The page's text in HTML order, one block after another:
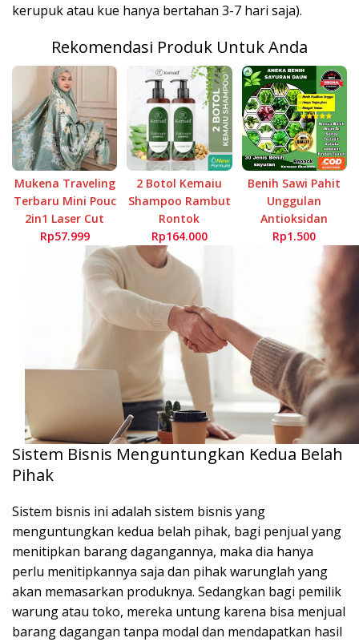
kerupuk atau kue hanya bertahan 3-7 hari saja).
Rekomendasi Produk Untuk Anda
Mukena Traveling
Terbaru Mini Pouc
2in1 Laser Cut
Rp57.999
2 Botol Kemaiu
Shampoo Rambut
Rontok
Rp164.000
Benih Sawi Pahit
Unggulan
Antioksidan
Rp1.500
Sistem Bisnis Menguntungkan Kedua Belah
Pihak
Sistem bisnis ini adalah sistem bisnis yang
menguntungkan kedua belah pihak, bagi penjual yang
menitipkan barang dagangannya, maka dia hanya
perlu menitipkannya saja dan pihak warunglah yang
akan memasarkan produknya. Sedangkan bagi pemilik
warung atau toko, mereka untung karena bisa menjual
barang dagangan tanpa modal dan mendapatkan hasil